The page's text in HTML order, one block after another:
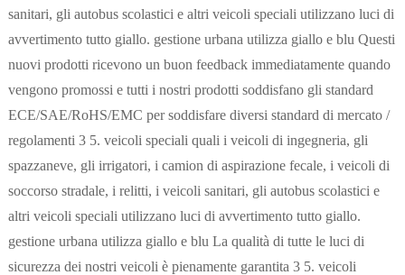
sanitari, gli autobus scolastici e altri veicoli speciali utilizzano luci di
avvertimento tutto giallo. gestione urbana utilizza giallo e blu Questi
nuovi prodotti ricevono un buon feedback immediatamente quando
vengono promossi e tutti i nostri prodotti soddisfano gli standard
ECE/SAE/RoHS/EMC per soddisfare diversi standard di mercato /
regolamenti 3 5. veicoli speciali quali i veicoli di ingegneria, gli
spazzaneve, gli irrigatori, i camion di aspirazione fecale, i veicoli di
soccorso stradale, i relitti, i veicoli sanitari, gli autobus scolastici e
altri veicoli speciali utilizzano luci di avvertimento tutto giallo.
gestione urbana utilizza giallo e blu La qualità di tutte le luci di
sicurezza dei nostri veicoli è pienamente garantita 3 5. veicoli